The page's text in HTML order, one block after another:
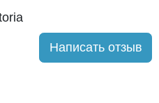
Написать отзыв